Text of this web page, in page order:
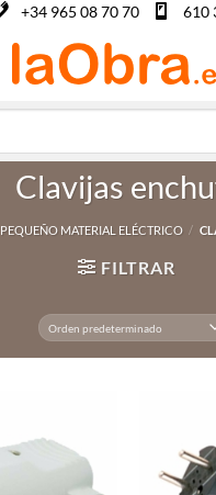
+34 965 08 70 70 610
Clavijas
PEQUEÑO MATERIAL ELÉCTRICO /
FILTRAR